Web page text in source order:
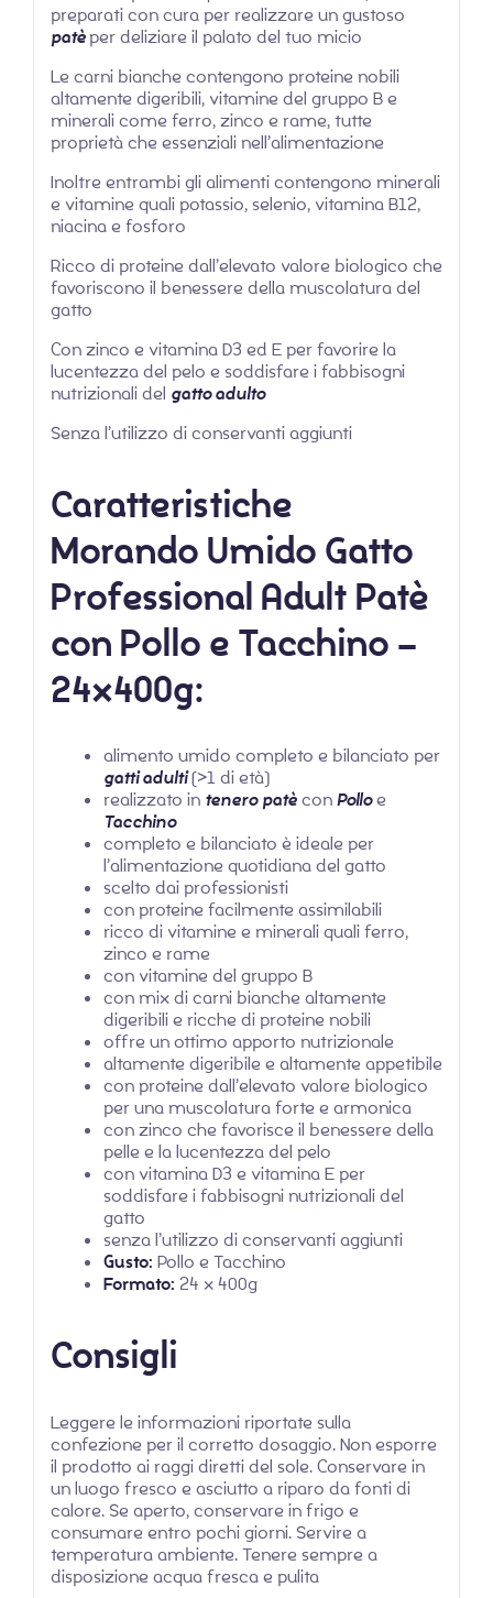
preparati con cura per realizzare un gustoso
patèper deliziare il palato del tuo micio
Le carni bianche contengono proteine ​​nobili
altamente digeribili, vitamine del gruppo B e
minerali come ferro, zinco e rame, tutte
proprietà che essenziali nell’alimentazione
Inoltre entrambi gli alimenti contengono minerali
e vitamine quali potassio, selenio, vitamina B12,
niacina e fosforo
Ricco di proteine dall’elevato valore biologico che
favoriscono il benessere della muscolatura del
gatto
Con zinco e vitamina D3 ed E per favorire la
lucentezza del pelo e soddisfare i fabbisogni
nutrizionali del gatto adulto
Senza l’utilizzo di conservanti aggiunti
Caratteristiche
Morando Umido Gatto
Professional Adult Patè
con Pollo e Tacchino –
24x400g:
alimento umido completo e bilanciato per
gatti adulti(>1 di età)
realizzato in tenero patèconPolloe
Tacchino
completo e bilanciato è ideale per
l’alimentazione quotidiana del gatto
scelto dai professionisti
con proteine facilmente assimilabili
ricco di vitamine e minerali quali ferro,
zinco e rame
con vitamine del gruppo B
con mix di carni bianche altamente
digeribili e ricche di proteine nobili
offre un ottimo apporto nutrizionale
altamente digeribile e altamente appetibile
con proteine dall’elevato valore biologico
per una muscolatura forte e armonica
con zinco che favorisce il benessere della
pelle e la lucentezza del pelo
con vitamina D3 e vitamina E per
soddisfare i fabbisogni nutrizionali del
gatto
senza l’utilizzo di conservanti aggiunti
Gusto: Pollo e Tacchino
Formato: 24 x 400g
Consigli
Leggere le informazioni riportate sulla
confezione per il corretto dosaggio. Non esporre
il prodotto ai raggi diretti del sole. Conservare in
un luogo fresco e asciutto a riparo da fonti di
calore. Se aperto, conservare in frigo e
consumare entro pochi giorni. Servire a
temperatura ambiente. Tenere sempre a
disposizione acqua fresca e pulita